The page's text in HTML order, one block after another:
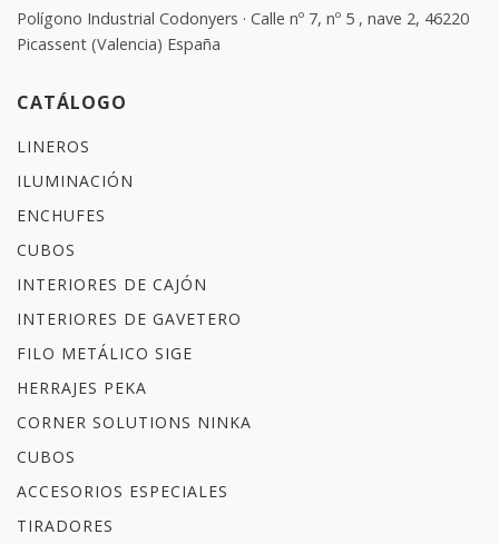
Polígono Industrial Codonyers · Calle nº 7, nº 5 , nave 2, 46220
Picassent (Valencia) España
CATÁLOGO
LINEROS
ILUMINACIÓN
ENCHUFES
CUBOS
INTERIORES DE CAJÓN
INTERIORES DE GAVETERO
FILO METÁLICO SIGE
HERRAJES PEKA
CORNER SOLUTIONS NINKA
CUBOS
ACCESORIOS ESPECIALES
TIRADORES